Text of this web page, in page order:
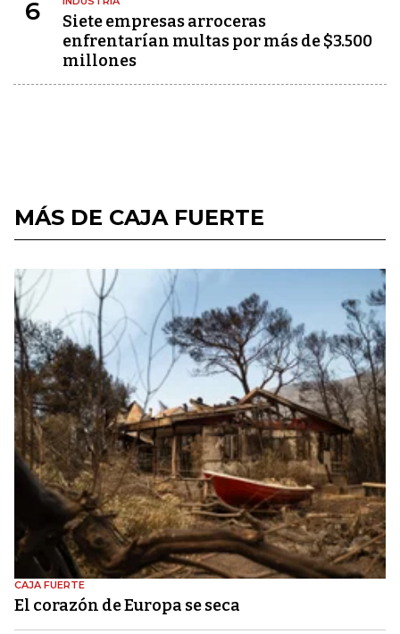
6
Siete empresas arroceras
enfrentarían multas por más de $3.500
millones
MÁS DE CAJA FUERTE
CAJA FUERTE
El corazón de Europa se seca